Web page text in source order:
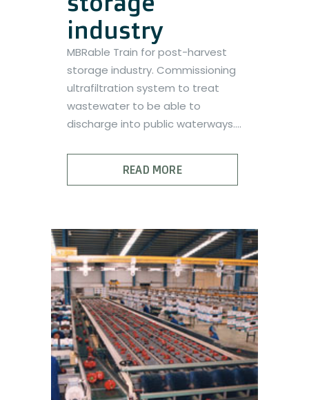
industry
MBRable Train for post-harvest
storage industry. Commissioning
ultrafiltration system to treat
wastewater to be able to
discharge into public waterways....
READ MORE